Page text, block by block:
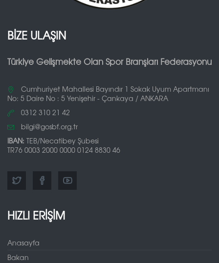
BİZE ULAŞIN
Türkiye Gelişmekte Olan Spor Branşları Federasyonu
Cumhuriyet Mahallesi Bayındır 1 Sokak Uyum Apartmanı
No: 5 Daire No : 5 Yenişehir - Çankaya / ANKARA
0312 310 21 42
bilgi@gosbf.org.tr
IBAN: TEB/Necatibey Şubesi
TR76 0003 2000 0000 0124 8830 46
HIZLI ERİŞİM
Anasayfa
Bakan